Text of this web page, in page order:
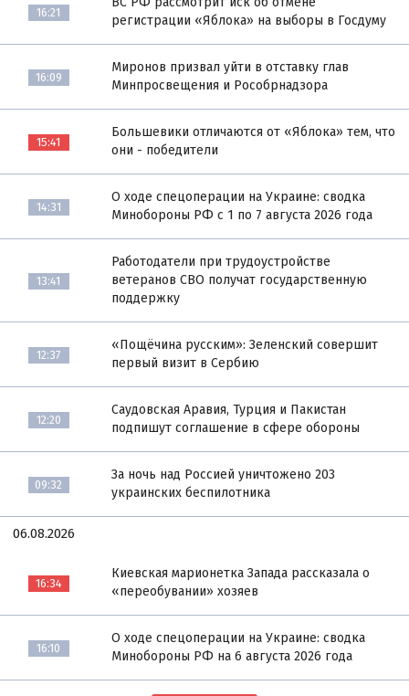
16:21
регистрации «Яблока» на выборы в Госдуму
16:09
Миронов призвал уйти в отставку глав
Минпросвещения и Рособрнадзора
15:41
Большевики отличаются от «Яблока» тем, что
они - победители
14:31
О ходе спецоперации на Украине: сводка
Минобороны РФ с 1 по 7 августа 2026 года
13:41
Работодатели при трудоустройстве
ветеранов СВО получат государственную
поддержку
12:37
«Пощёчина русским»: Зеленский совершит
первый визит в Сербию
12:20
Саудовская Аравия, Турция и Пакистан
подпишут соглашение в сфере обороны
09:32
За ночь над Россией уничтожено 203
украинских беспилотника
06.08.2026
16:34
Киевская марионетка Запада рассказала о
«переобувании» хозяев
16:10
О ходе спецоперации на Украине: сводка
Минобороны РФ на 6 августа 2026 года